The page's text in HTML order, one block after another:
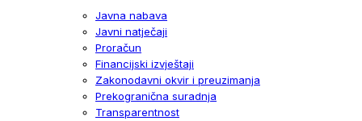
Javna nabava
Javni natječaji
Proračun
Financijski izvještaji
Zakonodavni okvir i preuzimanja
Prekogranična suradnja
Transparentnost